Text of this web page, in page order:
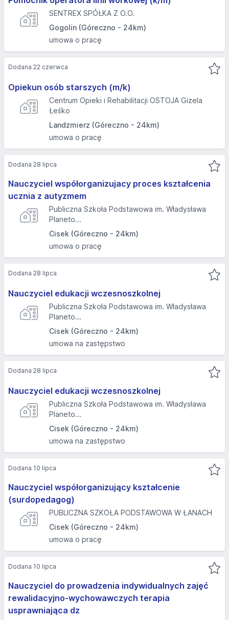
SENTREX SPÓŁKA Z O.O.
Gogolin (Góreczno - 24km)
umowa o pracę
Opiekun osób starszych (m/k)
Centrum Opieki i Rehabilitacji OSTOJA Gizela
Łeśko
Landzmierz (Góreczno - 24km)
umowa o pracę
Dodana 22 czerwca
Nauczyciel współorganizujacy proces kształcenia
ucznia z autyzmem
Publiczna Szkoła Podstawowa im. Władysława
Planeto...
Cisek (Góreczno - 24km)
umowa o pracę
Dodana 28 lipca
Nauczyciel edukacji wczesnoszkolnej
Publiczna Szkoła Podstawowa im. Władysława
Planeto...
Cisek (Góreczno - 24km)
umowa na zastępstwo
Dodana 28 lipca
Nauczyciel edukacji wczesnoszkolnej
Publiczna Szkoła Podstawowa im. Władysława
Planeto...
Cisek (Góreczno - 24km)
umowa na zastępstwo
Dodana 28 lipca
Nauczyciel współorganizujący kształcenie
(surdopedagog)
PUBLICZNA SZKOŁA PODSTAWOWA W ŁANACH
Cisek (Góreczno - 24km)
umowa o pracę
Dodana 10 lipca
Nauczyciel do prowadzenia indywidualnych zajęć
rewalidacyjno-wychowawczych terapia
usprawniająca dz
Dodana 10 lipca